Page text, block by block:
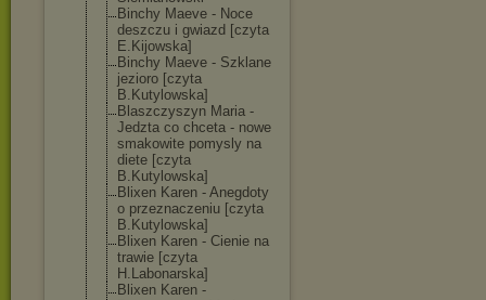
Binchy Maeve - Noce
deszczu i gwiazd [czyta
E.Kijowska]
Binchy Maeve - Szklane
jezioro [czyta
B.Kutylowska]
Blaszczyszyn Maria -
Jedzta co chceta - nowe
smakowite pomysly na
diete [czyta
B.Kutylowska]
Blixen Karen - Anegdoty
o przeznaczeniu [czyta
B.Kutylowska]
Blixen Karen - Cienie na
trawie [czyta
H.Labonarska]
Blixen Karen -